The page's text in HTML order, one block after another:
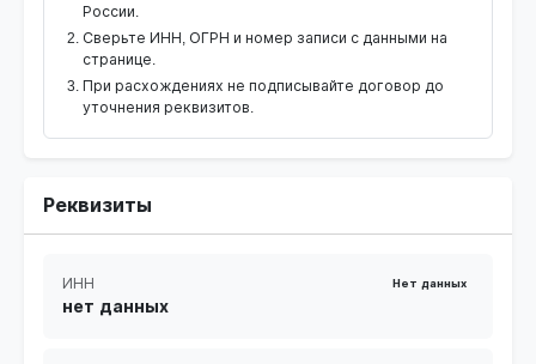
России.
Сверьте ИНН, ОГРН и номер записи с данными на
странице.
При расхождениях не подписывайте договор до
уточнения реквизитов.
Реквизиты
ИНН Нет данных
нет данных